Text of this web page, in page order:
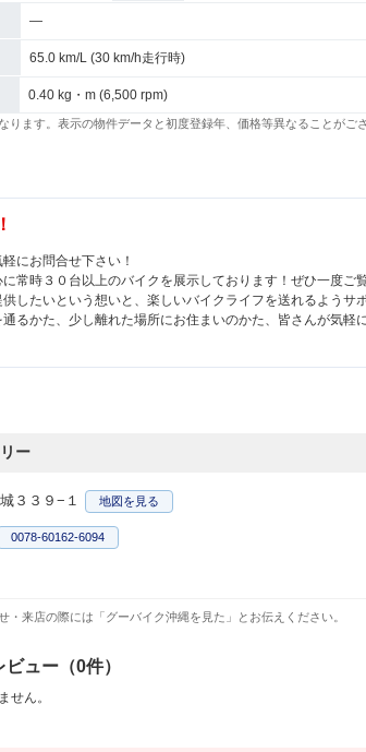
―
65.0 km/L (30 km/h走行時)
0.40 kg・m (6,500 rpm)
ます。表示の物件データと初度登録年、価格等異なることがご
にお問合せ下さい！
常時３０台以上のバイクを展示しております！ぜひ一度ご
したいという想いと、楽しいバイクライフを送れるようサ
るかた、少し離れた場所にお住まいのかた、皆さんが気
ー
３３９−１ 地図を見る
0078-60162-6094
来店の際には「グーバイク沖縄を見た」とお伝えください。
ュー（0件）
せん。